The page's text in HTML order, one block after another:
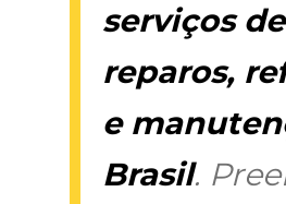
serviços de
reparos,
e
Brasil.